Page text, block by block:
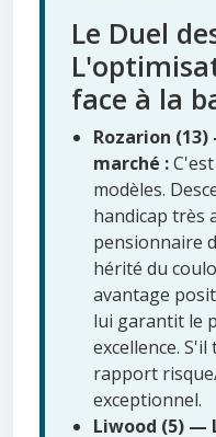
Le Duel
face à la
Rozarion
marché :
modèles.
handicap très
pensionnaire
hérité du
avantage
lui garantit le
excellence.
rapport
exceptionnel.
Liwood (5) —